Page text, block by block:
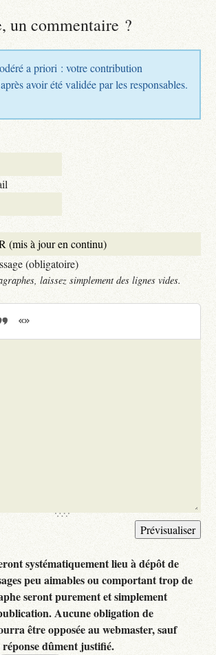
un commentaire ?
a priori : votre contribution
avoir été validée par les responsables.
(obligatoire)
laissez simplement des lignes vides.
systématiquement lieu à dépôt de
peu aimables ou comportant trop de
seront purement et simplement
Aucune obligation de
être opposée au webmaster, sauf
dûment justifié.